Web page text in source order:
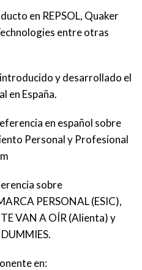
en REPSOL, Quaker
entre otras
y desarrollado el
en España.
en español sobre
Personal y Profesional
sobre
PERSONAL (ESIC),
VAN A OÍR (Alienta) y
en: